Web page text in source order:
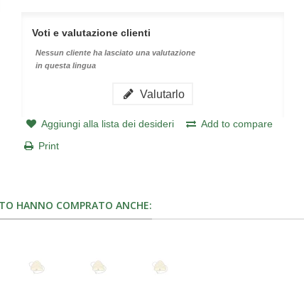
Voti e valutazione clienti
Nessun cliente ha lasciato una valutazione
in questa lingua
Valutarlo
Aggiungi alla lista dei desideri
Add to compare
Print
HANNO COMPRATO ANCHE: